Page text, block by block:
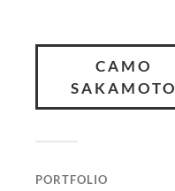
CAMO
SAKAMOTO
PORTFOLIO